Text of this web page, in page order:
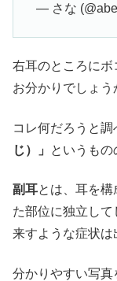
— さな
右耳のところにボ
お分かりでしょう
コレ何だろうと
じ）」
というもの
副耳とは、耳を
た部位に独立し
来すような症状は
分かりやすい写真